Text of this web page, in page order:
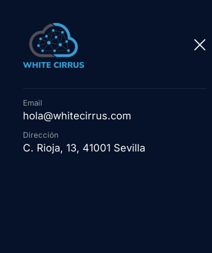
Email
hola@whitecirrus.com
Dirección
C. Rioja, 13, 41001 Sevilla
22
JUL